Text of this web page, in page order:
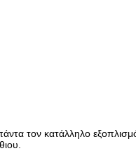
πάντα τον κατάλληλο